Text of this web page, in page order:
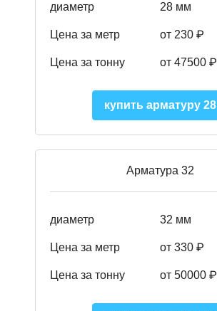
диаметр 28 мм
Цена за метр от 230 ₽
Цена за тонну от 47500 ₽
купить арматуру 28
Арматура 32
диаметр 32 мм
Цена за метр от 330 ₽
Цена за тонну от 50000 ₽